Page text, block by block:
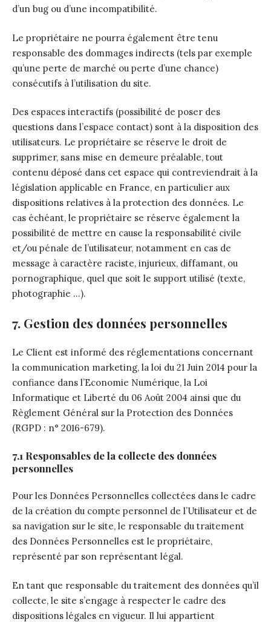
d’un bug ou d’une incompatibilité.
Le propriétaire ne pourra également être tenu
responsable des dommages indirects (tels par exemple
qu’une perte de marché ou perte d’une chance)
consécutifs à l’utilisation du site.
Des espaces interactifs (possibilité de poser des
questions dans l’espace contact) sont à la disposition des
utilisateurs. Le propriétaire se réserve le droit de
supprimer, sans mise en demeure préalable, tout
contenu déposé dans cet espace qui contreviendrait à la
législation applicable en France, en particulier aux
dispositions relatives à la protection des données. Le
cas échéant, le propriétaire se réserve également la
possibilité de mettre en cause la responsabilité civile
et/ou pénale de l’utilisateur, notamment en cas de
message à caractère raciste, injurieux, diffamant, ou
pornographique, quel que soit le support utilisé (texte,
photographie …).
7. Gestion des données personnelles
Le Client est informé des réglementations concernant
la communication marketing, la loi du 21 Juin 2014 pour la
confiance dans l’Economie Numérique, la Loi
Informatique et Liberté du 06 Août 2004 ainsi que du
Règlement Général sur la Protection des Données
(RGPD : n° 2016-679).
7.1 Responsables de la collecte des données
personnelles
Pour les Données Personnelles collectées dans le cadre
de la création du compte personnel de l’Utilisateur et de
sa navigation sur le site, le responsable du traitement
des Données Personnelles est le propriétaire,
représenté par son représentant légal.
En tant que responsable du traitement des données qu’il
collecte, le site s’engage à respecter le cadre des
dispositions légales en vigueur. Il lui appartient